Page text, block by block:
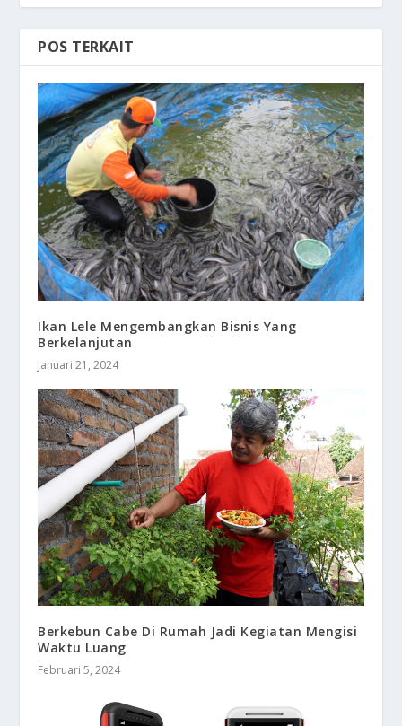
POS TERKAIT
Ikan Lele Mengembangkan Bisnis Yang
Berkelanjutan
Januari 21, 2024
Berkebun Cabe Di Rumah Jadi Kegiatan Mengisi
Waktu Luang
Februari 5, 2024